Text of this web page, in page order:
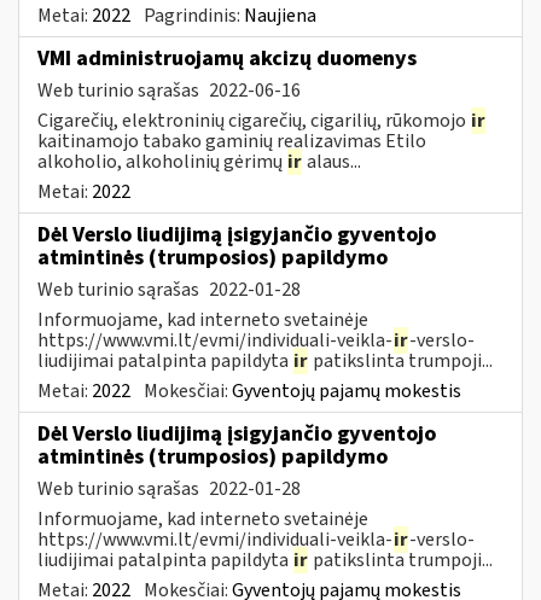
Metai: 2022 Pagrindinis: Naujiena
VMI administruojamų akcizų duomenys
Web turinio sąrašas 2022-06-16
Cigarečių, elektroninių cigarečių, cigarilių, rūkomojo ir
kaitinamojo tabako gaminių realizavimas Etilo
alkoholio, alkoholinių gėrimų iralaus...
Metai: 2022
Dėl Verslo liudijimą įsigyjančio gyventojo
atmintinės (trumposios) papildymo
Web turinio sąrašas 2022-01-28
Informuojame, kad interneto svetainėje
https://www.vmi.lt/evmi/individuali-veikla-ir-verslo-
liudijimai patalpinta papildyta ir patikslinta trumpoji...
Metai: 2022 Mokesčiai:Gyventojų pajamų mokestis
Dėl Verslo liudijimą įsigyjančio gyventojo
atmintinės (trumposios) papildymo
Web turinio sąrašas 2022-01-28
Informuojame, kad interneto svetainėje
https://www.vmi.lt/evmi/individuali-veikla-ir-verslo-
liudijimai patalpinta papildyta ir patikslinta trumpoji...
Metai: 2022 Mokesčiai:Gyventojų pajamų mokestis